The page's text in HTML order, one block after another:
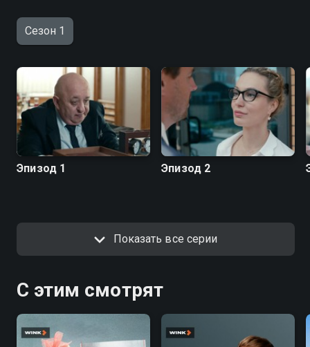
Сезон 1
Эпизод 1 Эпизод 2
Показать все серии
С этим смотрят